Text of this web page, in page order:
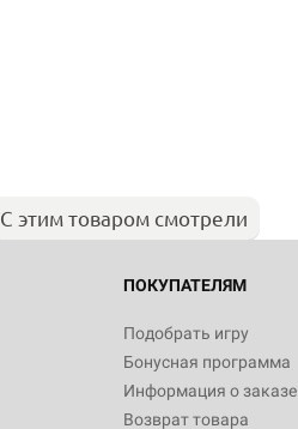
С этим товаром смотрели
ПОКУПАТЕЛЯМ
Подобрать игру
Бонусная программа
Информация о заказе
Возврат товара